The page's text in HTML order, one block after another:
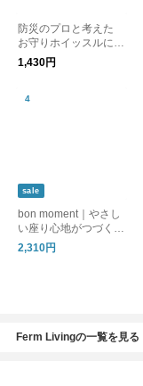
防災のプロと考えた
お守りホイッスルにな
るキーホルダー 防災
士監修／pom
1,430円
sale
bon moment｜やさし
い座り心地がつづく
ゲルクッション ハニ
カム 車 座布団 腰痛 オ
2,310円
Ferm Livingの一覧を見る